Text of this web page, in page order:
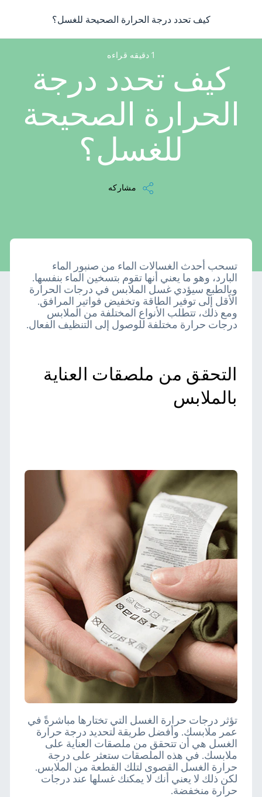
كيف تحدد درجة الحرارة الصحيحة للغسل؟
1 دقيقه قراءه
كيف تحدد درجة
الحرارة الصحيحة
للغسل؟
مشاركه
كيف تحدد درجة الحرارة الصحيحة للغسل؟
تسحب أحدث الغسالات الماء من صنبور الماء
البارد، وهو ما يعني أنها تقوم بتسخين الماء بنفسها.
وبالطبع سيؤدي غسل الملابس في درجات الحرارة
الأقل إلى توفير الطاقة وتخفيض فواتير المرافق.
ومع ذلك، تتطلب الأنواع المختلفة من الملابس
درجات حرارة مختلفة للوصول إلى التنظيف الفعال.
التحقق من ملصقات العناية
بالملابس
تؤثر درجات حرارة الغسل التي تختارها مباشرةً في
عمر ملابسك. وأفضل طريقة لتحديد درجة حرارة
الغسل هي أن تتحقق من ملصقات العناية على
ملابسك. في هذه الملصقات ستعثر على درجة
حرارة الغسل القصوى لتلك القطعة من الملابس.
لكن ذلك لا يعني أنك لا يمكنك غسلها عند درجات
حرارة منخفضة.